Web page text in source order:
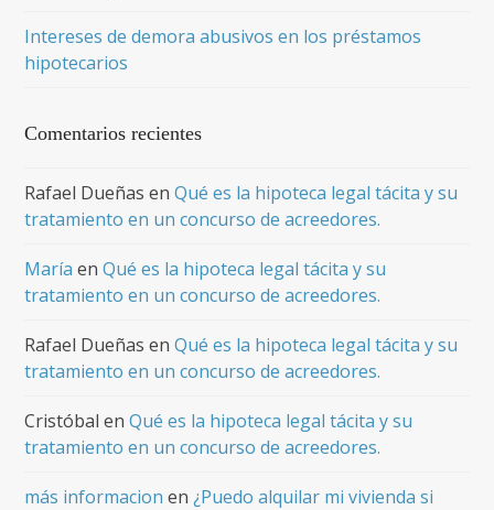
Intereses de demora abusivos en los préstamos
hipotecarios
Comentarios recientes
Rafael Dueñas enQué es la hipoteca legal tácita y su
tratamiento en un concurso de acreedores.
María enQué es la hipoteca legal tácita y su
tratamiento en un concurso de acreedores.
Rafael Dueñas enQué es la hipoteca legal tácita y su
tratamiento en un concurso de acreedores.
Cristóbal enQué es la hipoteca legal tácita y su
tratamiento en un concurso de acreedores.
más informacion en¿Puedo alquilar mi vivienda si